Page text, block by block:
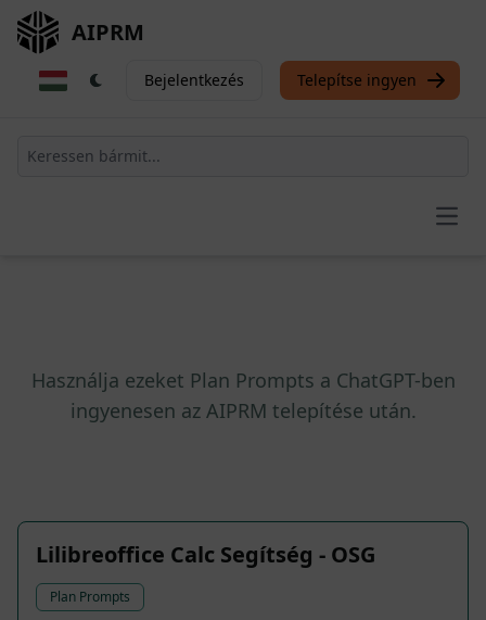
AIPRM
Bejelentkezés Telepítse ingyen
Használja ezeket Plan Prompts a ChatGPT-ben
ingyenesen az AIPRM telepítése után.
Lilibreoffice Calc Segítség - OSG
Plan Prompts